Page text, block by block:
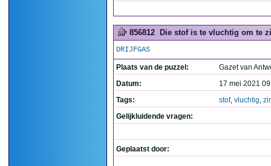
856812 Die stof is te vluchtig om te
DRIJFGAS
Plaats van de puzzel:
Gazet van
Datum:
17 mei 2021
Tags:
stof, vluchtig,
Gelijkluidende vragen:
Geplaatst door: